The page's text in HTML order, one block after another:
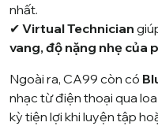
nhất.
✔ Virtual Technician
vang, độ nặng nhẹ của
Ngoài ra, CA99 còn có
nhạc từ điện thoại qua
kỳ tiện lợi khi luyện tập